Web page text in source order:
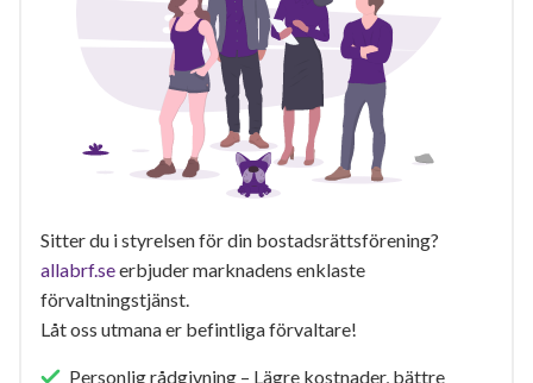
Sitter du i styrelsen för din bostadsrättsförening?
allabrf.seerbjuder marknadens enklaste
förvaltningstjänst.
Låt oss utmana er befintliga förvaltare!
Personlig rådgivning – Lägre kostnader, bättre